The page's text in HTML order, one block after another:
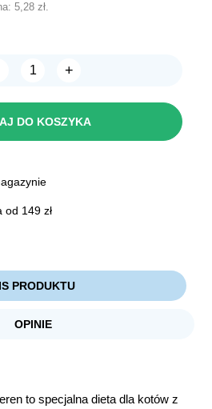
5,28zł.
ilość
indyk
+
DO KOSZYKA
od 149 zł
PRODUKTU
OPINIE
to specjalna dieta dla kotów z